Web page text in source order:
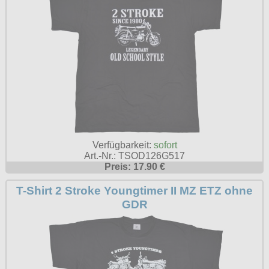
Verfügbarkeit: sofort
Art.-Nr.: TSOD126G517
Preis: 17.90 €
T-Shirt 2 Stroke Youngtimer II MZ ETZ ohne
GDR